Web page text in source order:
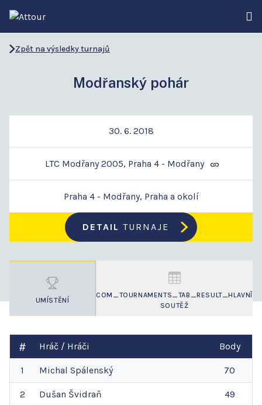
Zpět na výsledky turnajů
Modřanský pohár
30. 6. 2018
LTC Modřany 2005, Praha 4 - Modřany
Praha 4 - Modřany, Praha a okolí
DETAIL TURNAJE
UMÍSTĚNÍ
COM_TOURNAMENTS_TAB_RESULT_HLAVNÎ
SOUTĚŽ
Hráč / Hráči Body
1 Michal Spálenský 70
2 Dušan Švidraň 49